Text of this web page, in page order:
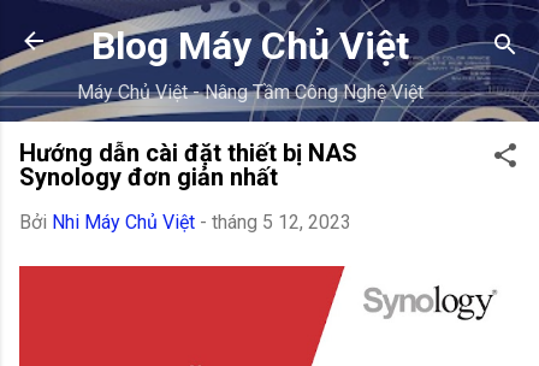
Chuyển đến nội dung chính
Blog Máy Chủ Việt
Máy Chủ Việt - Nâng Tầm Công Nghệ Việt
Hướng dẫn cài đặt thiết bị NAS
Synology đơn giản nhất
Bởi Nhi Máy Chủ Việt - tháng 5 12, 2023